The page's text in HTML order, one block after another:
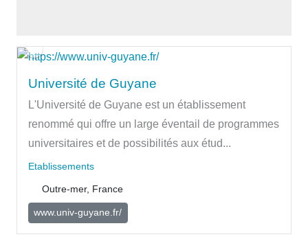
Université de Guyane
L'Université de Guyane est un établissement
renommé qui offre un large éventail de programmes
universitaires et de possibilités aux étud...
Etablissements
Outre-mer, France
www.univ-guyane.fr/